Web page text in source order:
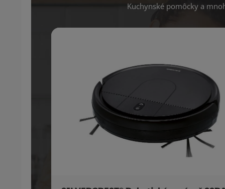
Kuchynské pomôcky a